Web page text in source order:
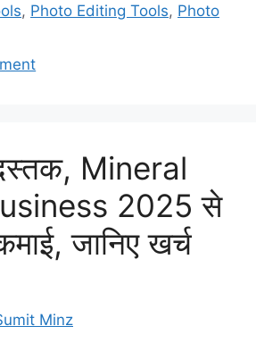
, Photo Editing Tools, Photo
दस्तक, Mineral
2025 से
जानिए खर्च
Minz